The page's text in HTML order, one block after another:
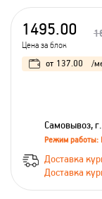
1495.00
Цена за блок
от 137.00 /
Самовывоз,
Режим работы:
Доставка
Доставка